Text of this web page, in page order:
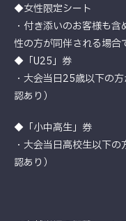
◆女性限定シート
・付き添いのお客様も
性の方が同伴される場合
◆「U25」券
・大会当日25歳以下の
認あり）
◆「小中高生」券
・大会当日高校生以下
認あり）